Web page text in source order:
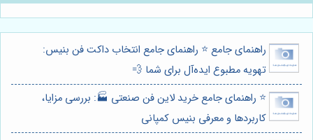
راهنمای جامع ⭐️ راهنمای جامع انتخاب داکت فن بنیس:
تهویه مطبوع ایده‌آل برای شما 💨
⭐️ راهنمای جامع خرید لاین فن صنعتی 🏭: بررسی مزایا،
کاربردها و معرفی بنیس کمپانی